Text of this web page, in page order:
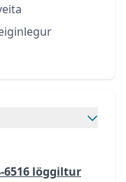
6516 löggiltur